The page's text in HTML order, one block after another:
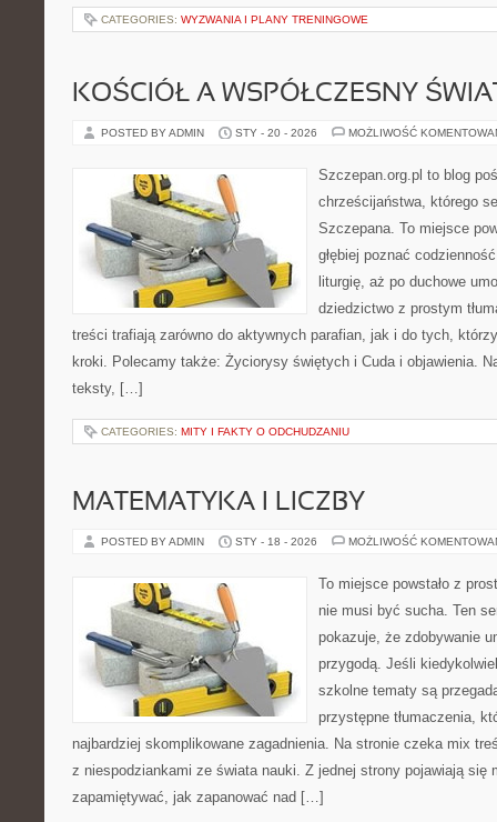
CATEGORIES: WYZWANIA I PLANY TRENINGOWE
KOŚCIÓŁ A WSPÓŁCZESNY
POSTED BY ADMIN STY - 20 - 2026 MOŻLIWOŚĆ
Szczepan.org.pl to blog
chrześcijaństwa, którego
Szczepana. To miejsce
głębiej poznać
liturgię, aż po duchowe
dziedzictwo z prostym
treści trafiają zarówno do aktywnych parafian, jak i do tych,
kroki. Polecamy także: Życiorysy świętych i Cuda i objawienia.
teksty, […]
CATEGORIES: MITY I FAKTY O ODCHUDZANIU
MATEMATYKA I LICZBY
POSTED BY ADMIN STY - 18 - 2026 MOŻLIWOŚĆ
To miejsce powstało z
nie musi być sucha. Ten
pokazuje, że zdobywanie
przygodą. Jeśli
szkolne tematy są
przystępne tłumaczenia,
najbardziej skomplikowane zagadnienia. Na stronie czeka mix
z niespodziankami ze świata nauki. Z jednej strony pojawiają się
zapamiętywać, jak zapanować nad […]